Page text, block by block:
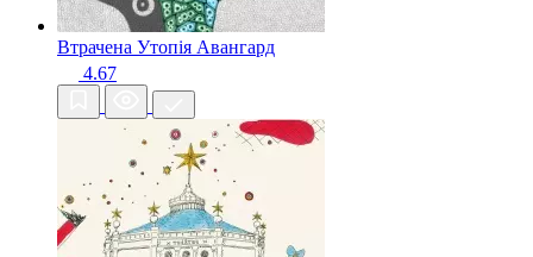
Втрачена Утопія Авангард
4.67